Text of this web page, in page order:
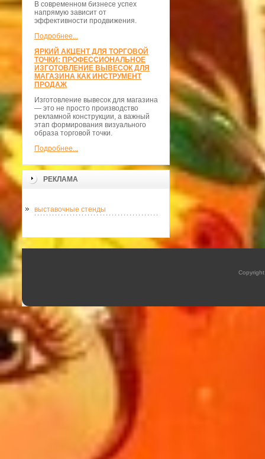
В современном бизнесе успех
напрямую зависит от
эффективности продвижения.
Подробнее...
ЯРКИЙ АКЦЕНТ ДЛЯ ТОРГОВОЙ
ТОЧКИ: ПРОФЕССИОНАЛЬНОЕ
ИЗГОТОВЛЕНИЕ ВЫВЕСОК ДЛЯ
МАГАЗИНА КАК ИНСТРУМЕНТ
ПРОДАЖ
Изготовление вывесок для магазина
— это не просто производство
рекламной конструкции, а важный
этап формирования визуального
образа торговой точки.
Подробнее...
РЕКЛАМА
выставочные стенды